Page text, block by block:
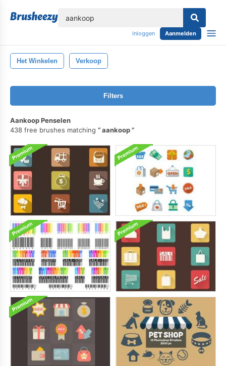
Inloggen Aanmelden
Het Winkelen Verkoop
Filters
Aankoop Penselen
438 free brushes matching
aankoop